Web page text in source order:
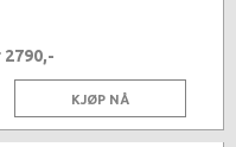
2790,-
KJØP NÅ